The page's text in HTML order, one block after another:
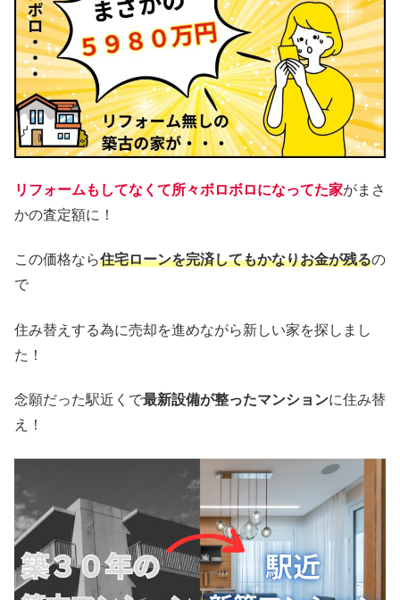
リフォームもしてなくて所々ボロボロになってた家がまさ
かの査定額に！
この価格なら住宅ローンを完済してもかなりお金が残るの
で
住み替えする為に売却を進めながら新しい家を探しまし
た！
念願だった駅近くで最新設備が整ったマンションに住み替
え！